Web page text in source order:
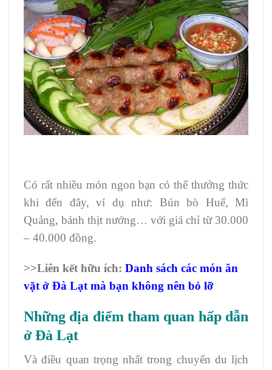
Có rất nhiều món ngon bạn có thể thưởng thức
khi đến đây, ví dụ như: Bún bò Huế, Mì
Quảng, bánh thịt nướng… với giá chỉ từ 30.000
– 40.000 đồng.
>>Liên kết hữu ích: Danh sách các món ăn
vặt ở Đà Lạt mà bạn không nên bỏ lỡ
Những địa điểm tham quan hấp dẫn
ở Đà Lạt
Và điều quan trọng nhất trong chuyến du lịch